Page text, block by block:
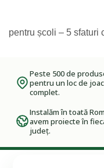
pentru școli – 5 sfaturi
Peste 500 de
pentru un loc de
complet.
Instalăm în toată
avem proiecte în
județ.